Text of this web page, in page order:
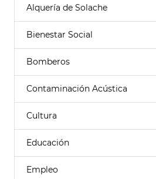
Alquería de Solache
Bienestar Social
Bomberos
Contaminación Acústica
Cultura
Educación
Empleo